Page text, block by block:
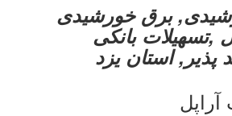
برق خورشیدی
,تسهیلات بانکی
پذیر, استان یزد